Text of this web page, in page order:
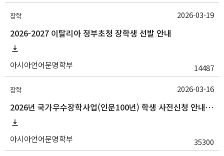
장학
2026-2027 이탈리아 정부초청 장학생 선발 안내
아시아언어문명학부 14487
2026-03-19
장학
2026년 국가우수장학사업(인문100년) 학생 사전신청 안내(~3/25 18:00)
아시아언어문명학부 35300
2026-03-16